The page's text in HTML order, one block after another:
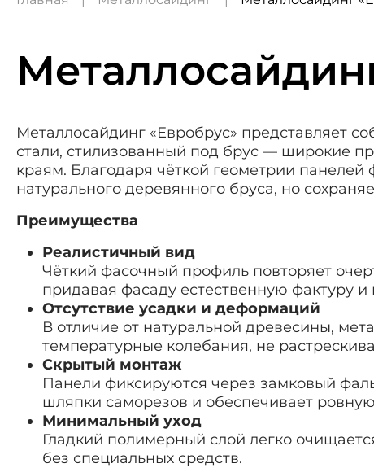
Металлосайдинг «Евробрус» представляет
стали, стилизованный под брус — широкие
краям. Благодаря чёткой геометрии панелей
натурального деревянного бруса, но
Преимущества
Реалистичный вид
Чёткий фасочный профиль повторяет
придавая фасаду естественную фактуру и
Отсутствие усадки и деформаций
В отличие от натуральной древесины,
температурные колебания, не
Скрытый монтаж
Панели фиксируются через замковый
шляпки саморезов и обеспечивает
Минимальный уход
Гладкий полимерный слой легко
без специальных средств.